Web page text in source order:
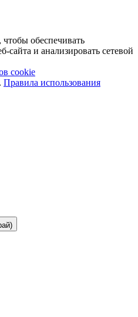
обеспечивать
сайта и анализировать сетевой
cookie
Правила использования